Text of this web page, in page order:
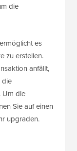
die
es
zu erstellen.
anfällt,
die
Um die
Sie auf einen
upgraden.